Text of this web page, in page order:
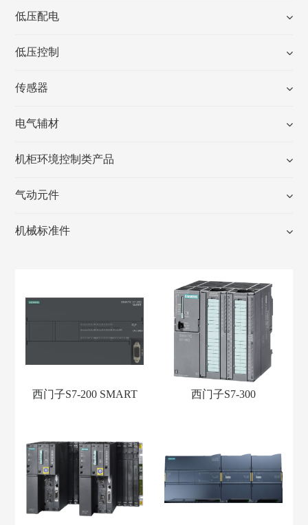
低压配电
低压控制
传感器
电气辅材
机柜环境控制类产品
气动元件
机械标准件
西门子S7-200 SMART 西门子S7-300